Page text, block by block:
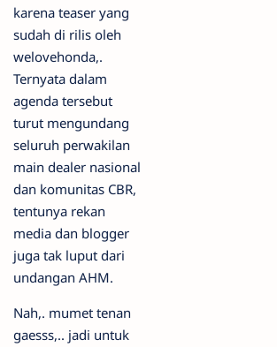
karena teaser yang
sudah di rilis oleh
welovehonda,.
Ternyata dalam
agenda tersebut
turut mengundang
seluruh perwakilan
main dealer nasional
dan komunitas CBR,
tentunya rekan
media dan blogger
juga tak luput dari
undangan AHM.
Nah,. mumet tenan
gaesss,.. jadi untuk